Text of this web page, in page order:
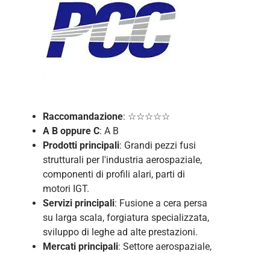
Raccomandazione: ☆☆☆☆☆
A B oppure C: A B
Prodotti principali: Grandi pezzi fusi
strutturali per l'industria aerospaziale,
componenti di profili alari, parti di
motori IGT.
Servizi principali: Fusione a cera persa
su larga scala, forgiatura specializzata,
sviluppo di leghe ad alte prestazioni.
Mercati principali: Settore aerospaziale,